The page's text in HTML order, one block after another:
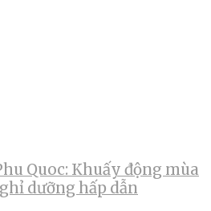
Quoc: Khuấy động mùa
dưỡng hấp dẫn